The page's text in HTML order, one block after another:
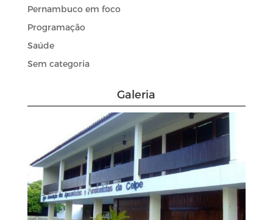
Pernambuco em foco
Programação
Saúde
Sem categoria
Galeria